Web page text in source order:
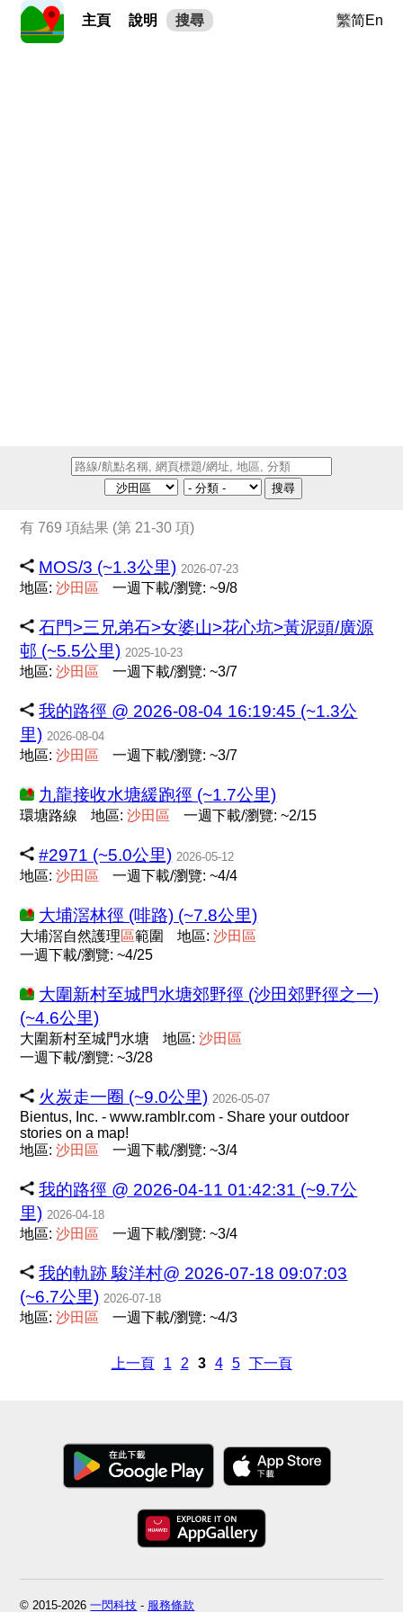
主頁 說明 搜尋 繁简En
搜尋
有 769 項結果 (第 21-30 項)
MOS/3 (~1.3公里) 2026-07-23
地區:沙田 區 一週下載/瀏覽: ~9/8
石門>三兄弟石>女婆山>花心坑>黃泥頭/廣源
邨 (~5.5公里) 2025-10-23
地區:沙田 區 一週下載/瀏覽: ~3/7
我的路徑 @ 2026-08-04 16:19:45 (~1.3公
里) 2026-08-04
地區:沙田 區 一週下載/瀏覽: ~3/7
九龍接收水塘緩跑徑 (~1.7公里)
環塘路線 地區:沙田 區 一週下載/瀏覽: ~2/15
#2971 (~5.0公里) 2026-05-12
地區:沙田 區 一週下載/瀏覽: ~4/4
大埔滘林徑 (啡路) (~7.8公里)
大埔滘自然護理區範圍 地區:沙田 區
一週下載/瀏覽: ~4/25
大圍新村至城門水塘郊野徑 (沙田郊野徑之一)
(~4.6公里)
大圍新村至城門水塘 地區:沙田 區
一週下載/瀏覽: ~3/28
火炭走一圈 (~9.0公里) 2026-05-07
Bientus, Inc. - www.ramblr.com - Share your outdoor
stories on a map!
地區:沙田 區 一週下載/瀏覽: ~3/4
我的路徑 @ 2026-04-11 01:42:31 (~9.7公
里) 2026-04-18
地區:沙田 區 一週下載/瀏覽: ~3/4
我的軌跡 駿洋村@ 2026-07-18 09:07:03
(~6.7公里) 2026-07-18
地區:沙田 區 一週下載/瀏覽: ~4/3
上一頁 1 2 3 4 5 下一頁
© 2015-2026一閃科技 - 服務條款